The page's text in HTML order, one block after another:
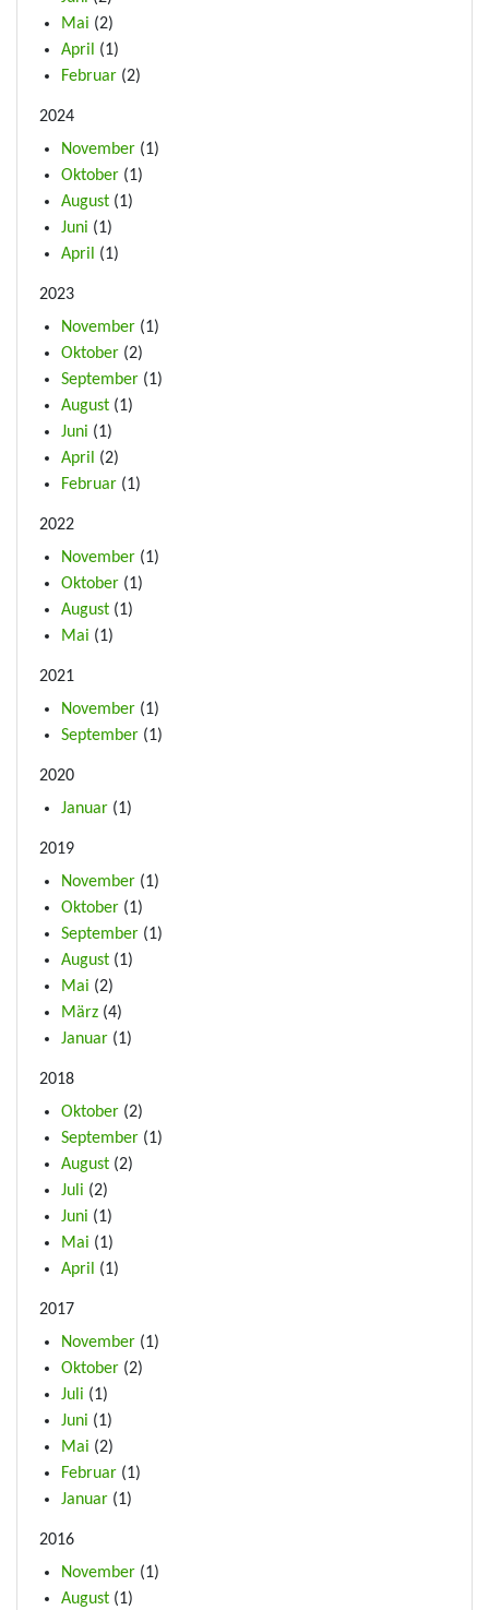
Mai (2)
April (1)
Februar (2)
2024
November (1)
Oktober (1)
August (1)
Juni (1)
April (1)
2023
November (1)
Oktober (2)
September (1)
August (1)
Juni (1)
April (2)
Februar (1)
2022
November (1)
Oktober (1)
August (1)
Mai (1)
2021
November (1)
September (1)
2020
Januar (1)
2019
November (1)
Oktober (1)
September (1)
August (1)
Mai (2)
März (4)
Januar (1)
2018
Oktober (2)
September (1)
August (2)
Juli (2)
Juni (1)
Mai (1)
April (1)
2017
November (1)
Oktober (2)
Juli (1)
Juni (1)
Mai (2)
Februar (1)
Januar (1)
2016
November (1)
August (1)